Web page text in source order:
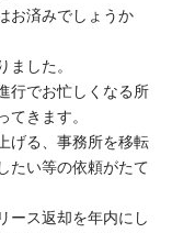
お済みでしょうか
ました。
行でお忙しくなる所
てきます。
げる、事務所を移転
たい等の依頼がたて
ース返却を年内にし